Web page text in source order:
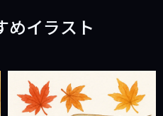
めイラスト